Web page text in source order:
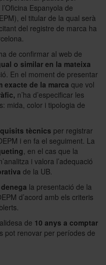
Espanyola de
el titular de la qual serà
del registre de marca ha
de confirmar al web de
o similar en la mateixa
En el moment de presentar
exacte de la marca que vol
n’ha d’especificar les
mida, color i tipologia de
tècnics per registrar
i en fa el seguiment. La
, en el cas que la
n’analitza i valora l’adequació
de la UB.
la presentació de la
d’acord amb els criteris
de 10 anys a comptar
pot renovar per períodes de